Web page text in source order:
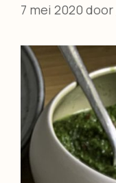
7 mei 2020 door